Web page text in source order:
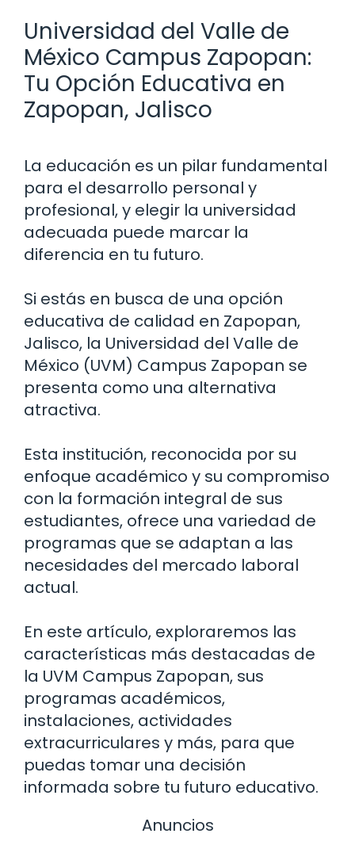
Universidad del Valle de
México Campus Zapopan:
Tu Opción Educativa en
Zapopan, Jalisco
La educación es un pilar fundamental
para el desarrollo personal y
profesional, y elegir la universidad
adecuada puede marcar la
diferencia en tu futuro.
Si estás en busca de una opción
educativa de calidad en Zapopan,
Jalisco, la Universidad del Valle de
México (UVM) Campus Zapopan se
presenta como una alternativa
atractiva.
Esta institución, reconocida por su
enfoque académico y su compromiso
con la formación integral de sus
estudiantes, ofrece una variedad de
programas que se adaptan a las
necesidades del mercado laboral
actual.
En este artículo, exploraremos las
características más destacadas de
la UVM Campus Zapopan, sus
programas académicos,
instalaciones, actividades
extracurriculares y más, para que
puedas tomar una decisión
informada sobre tu futuro educativo.
Anuncios